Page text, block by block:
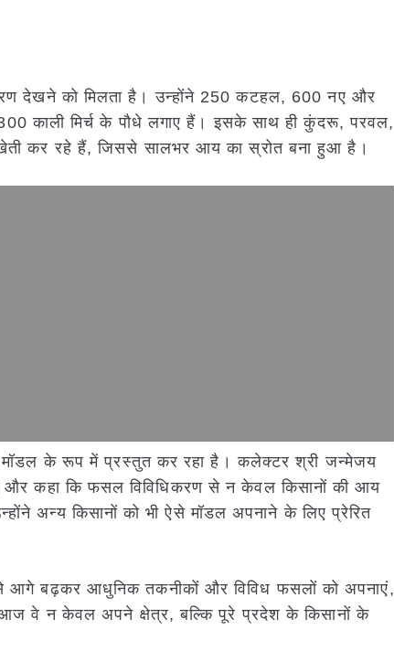
देखने को मिलता है। उन्होंने 250 कटहल, 600 नए और
काली मिर्च के पौधे लगाए हैं। इसके साथ ही कुंदरू, परवल,
कर रहे हैं, जिससे सालभर आय का स्रोत बना हुआ है।
के रूप में प्रस्तुत कर रहा है। कलेक्टर श्री जन्मेजय
और कहा कि फसल विविधिकरण से न केवल किसानों की आय
अन्य किसानों को भी ऐसे मॉडल अपनाने के लिए प्रेरित
से आगे बढ़कर आधुनिक तकनीकों और विविध फसलों को अपनाएं,
वे न केवल अपने क्षेत्र, बल्कि पूरे प्रदेश के किसानों के